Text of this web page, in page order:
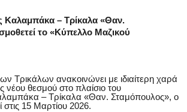
Καλαμπάκα – Τρίκαλα «Θαν.
το «Κύπελλο Μαζικού
Τρικάλων ανακοινώνει με ιδιαίτερη χαρά
νέου θεσμού στο πλαίσιο του
– Τρίκαλα «Θαν. Σταμόπουλος», ο
στις 15 Μαρτίου 2026.